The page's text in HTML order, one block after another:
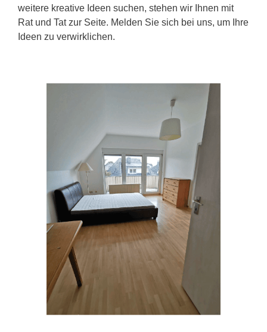
weitere kreative Ideen suchen, stehen wir Ihnen mit
Rat und Tat zur Seite. Melden Sie sich bei uns, um Ihre
Ideen zu verwirklichen.